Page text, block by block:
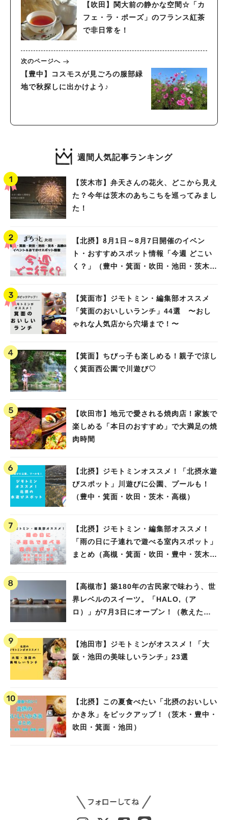
【吹田】関大前の静かな空間☆「カ
フェ・ラ・ポーズ」のフランス紅茶
で非日常を！
次のページへ
【豊中】コスモスが見ごろの服部緑
地で秋探しに出かけよう♪
週間人気記事ランキング
【茨木市】弁天さんの花火、どこから見え
た？今年は茨木のあちこちを巡ってみまし
た！
【北摂】8月1日～8月7日開催のイベン
ト・おすすめスポット情報「今週 どこい
く？」（豊中・箕面・吹田・池田・茨木・
【箕面市】ジモトミン・編集部オススメ
「箕面のおいしいランチ」44選 〜おし
ゃれな人気店から穴場まで！〜
【箕面】ちびっ子も楽しめる！親子で涼し
く箕面西公園で川遊び♡
【吹田市】地元で愛される焼肉店！家族で
楽しめる「本日のおすすめ」で大満足の焼
肉時間
【北摂】ジモトミンオススメ！「北摂水遊
びスポット」川遊びに公園、プールも！
（豊中・箕面・吹田・茨木・高槻）
【北摂】ジモトミン・編集部オススメ！
「雨の日に子連れで遊べる室内スポット」
まとめ（高槻・箕面・吹田・豊中・茨木・
【高槻市】築180年の古民家で味わう、世
界レベルのスイーツ。「HALO,（ア
ロ）」が7月3日にオープン！（教えたい/
【池田市】ジモトミンがオススメ！「大
阪・池田の美味しいランチ」23選
【北摂】この夏食べたい「北摂のおいしい
かき氷」をピックアップ！（茨木・豊中・
吹田・箕面・池田）